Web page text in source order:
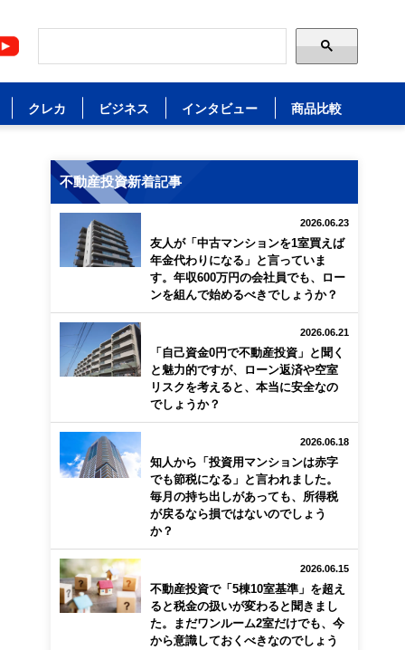
クレカ ビジネス インタビュー 商品比較
不動産投資新着記事
2026.06.23
友人が「中古マンションを1室買えば
年金代わりになる」と言っていま
す。年収600万円の会社員でも、ロー
ンを組んで始めるべきでしょうか？
2026.06.21
「自己資金0円で不動産投資」と聞く
と魅力的ですが、ローン返済や空室
リスクを考えると、本当に安全なの
でしょうか？
2026.06.18
知人から「投資用マンションは赤字
でも節税になる」と言われました。
毎月の持ち出しがあっても、所得税
が戻るなら損ではないのでしょう
か？
2026.06.15
不動産投資で「5棟10室基準」を超え
ると税金の扱いが変わると聞きまし
た。まだワンルーム2室だけでも、今
から意識しておくべきなのでしょう